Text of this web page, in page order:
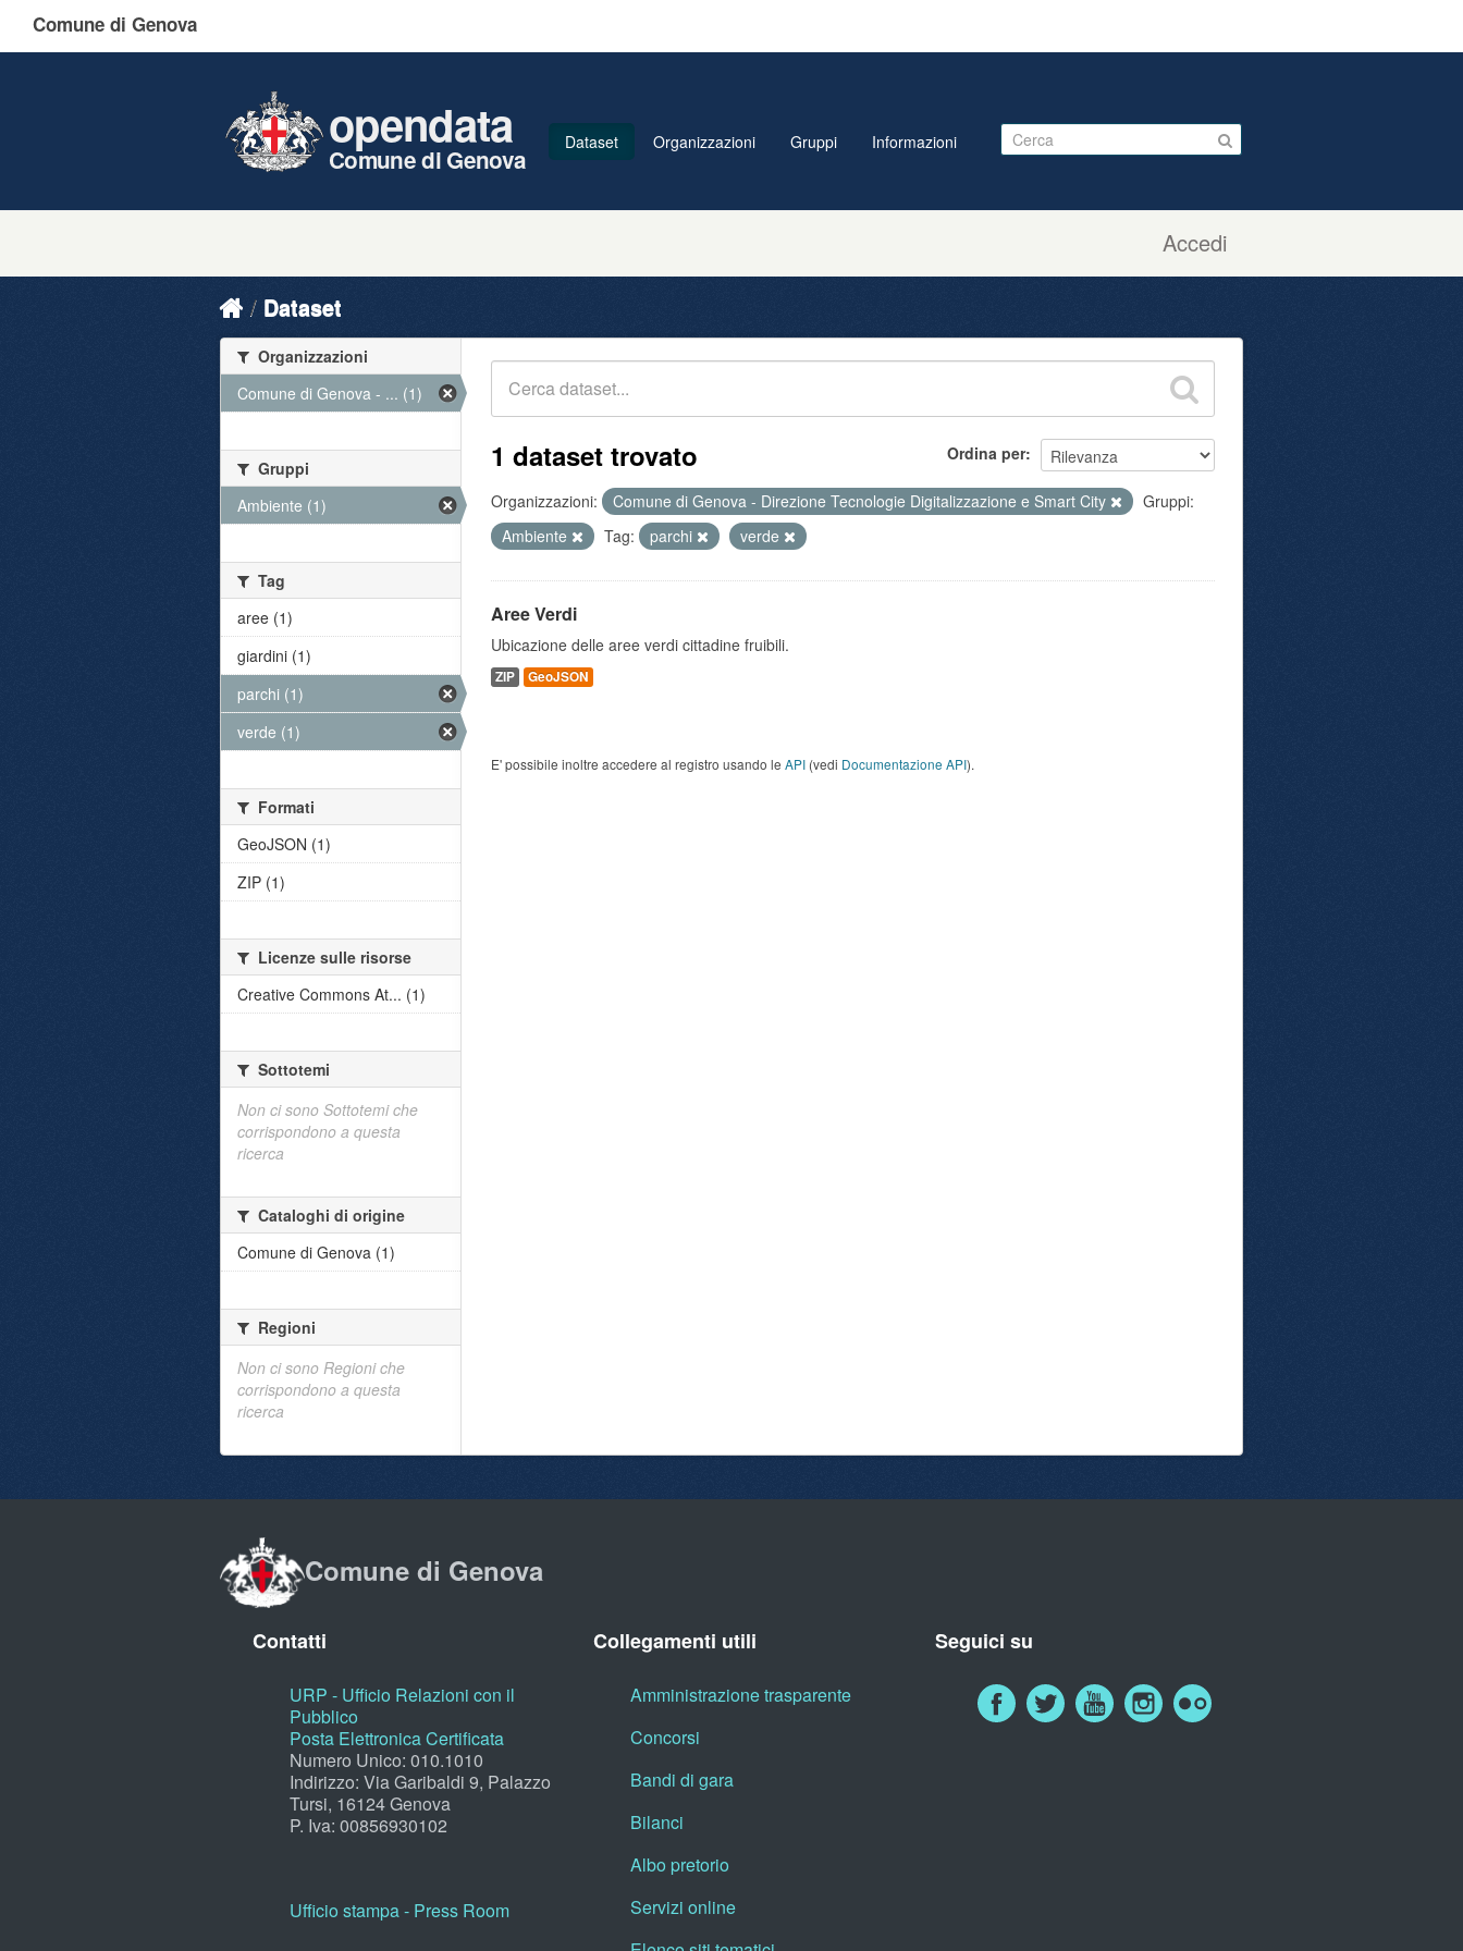
Comune di Genova
Accedi
opendata
Comune di Genova
Dataset Organizzazioni Gruppi Informazioni
Dataset
Ordina per
1 dataset trovato
Organizzazioni: Comune di Genova - Direzione Tecnologie Digitalizzazione e Smart City
Gruppi:
Ambiente
Tag: parchi verde
Aree Verdi
Ubicazione delle aree verdi cittadine fruibili.
ZIP GeoJSON
E' possibile inoltre accedere al registro usando le API (vedi Documentazione API).
Organizzazioni
Comune di Genova - ... (1)
Gruppi
Ambiente (1)
Tag
aree (1)
giardini (1)
parchi (1)
verde (1)
Formati
GeoJSON (1)
ZIP (1)
Licenze sulle risorse
Creative Commons At... (1)
Sottotemi
Non ci sono Sottotemi che
corrispondono a questa
ricerca
Cataloghi di origine
Comune di Genova (1)
Regioni
Non ci sono Regioni che
corrispondono a questa
ricerca
Comune di Genova
Contatti
URP - Ufficio Relazioni con il
Pubblico
Posta Elettronica Certificata
Numero Unico: 010.1010
Indirizzo: Via Garibaldi 9, Palazzo
Tursi, 16124 Genova
P. Iva: 00856930102
Ufficio stampa - Press Room
Collegamenti utili
Amministrazione trasparente
Concorsi
Bandi di gara
Bilanci
Albo pretorio
Servizi online
Seguici su